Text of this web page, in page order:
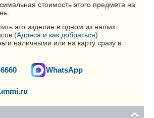
стоимость этого предмета на
это изделие в одном из наших
(Адреса и как добраться).
наличными или на карту сразу в
WhatsApp